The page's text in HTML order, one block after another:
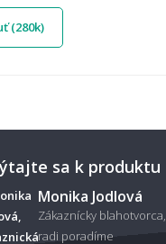
(280k)
sa k produktu
Monika Jodlová
Zákaznícky blahotvorca,
radi poradíme